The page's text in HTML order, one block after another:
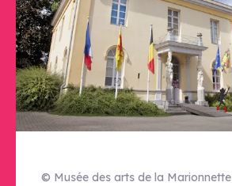
© Musée des arts de la Marionnette